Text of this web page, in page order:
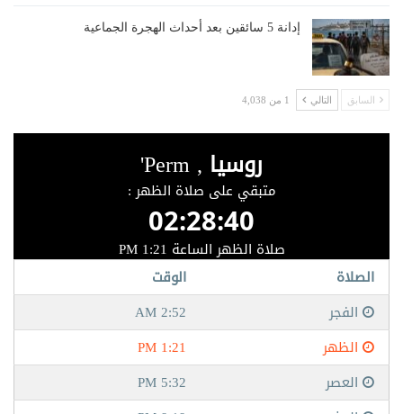
إدانة 5 سائقين بعد أحداث الهجرة الجماعية
السابق التالي 1 من 4,038